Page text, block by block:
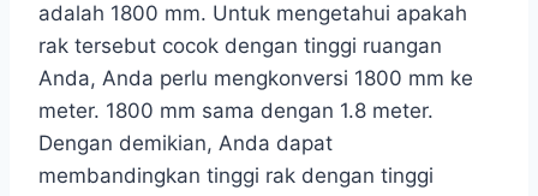
adalah 1800 mm. Untuk mengetahui apakah
rak tersebut cocok dengan tinggi ruangan
Anda, Anda perlu mengkonversi 1800 mm ke
meter. 1800 mm sama dengan 1.8 meter.
Dengan demikian, Anda dapat
membandingkan tinggi rak dengan tinggi